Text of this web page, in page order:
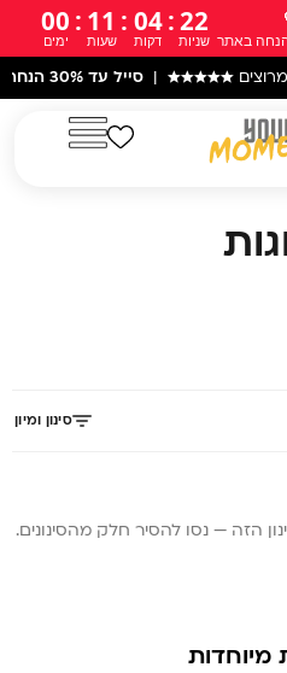
22
שניות
:
04
דקות
:
11
שעות
:
00
ימים
★★★★★
|סייל עד 30% הנחה
סינון ומיון
הזה — נסו להסיר חלק מהסינונים.
מיוחדות